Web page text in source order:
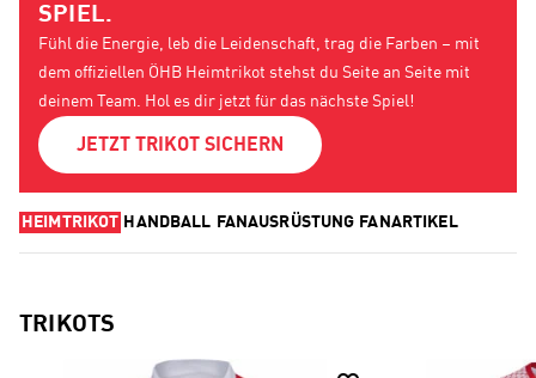
SPIEL.
Fühl die Energie, leb die Leidenschaft, trag die Farben – mit
dem offiziellen ÖHB Heimtrikot stehst du Seite an Seite mit
deinem Team. Hol es dir jetzt für das nächste Spiel!
JETZT TRIKOT SICHERN
HEIMTRIKOT HANDBALL FANAUSRÜSTUNG FANARTIKEL
TRIKOTS